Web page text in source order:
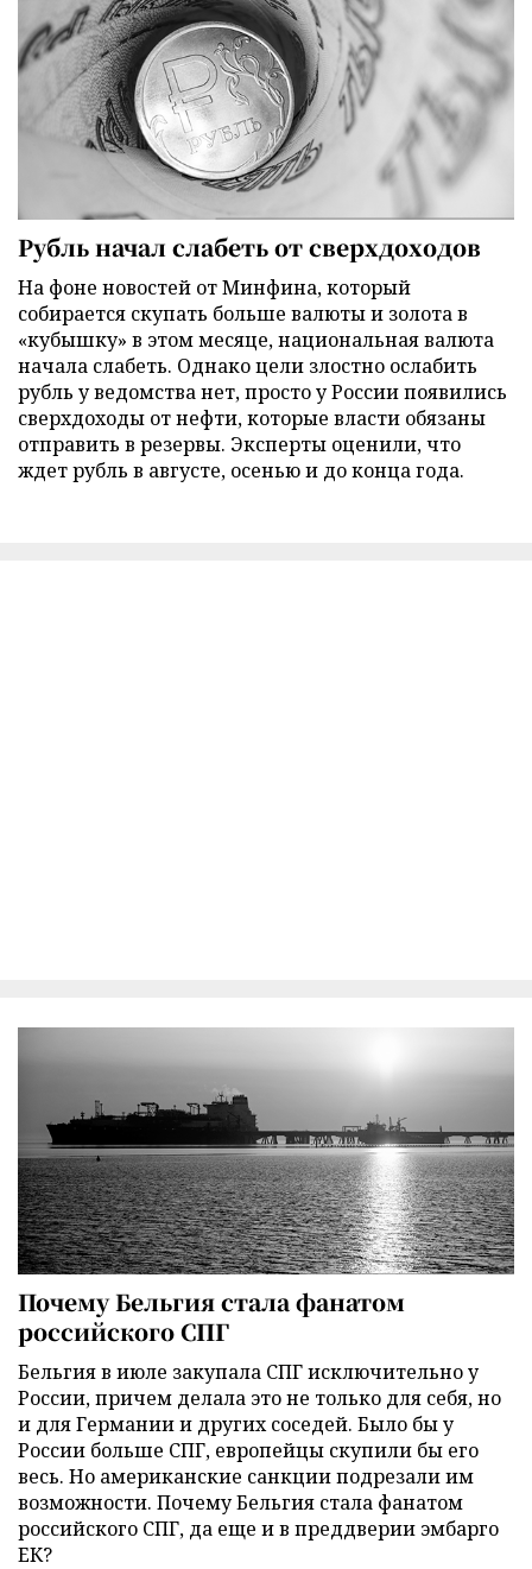
Рубль начал слабеть от сверхдоходов
На фоне новостей от Минфина, который
собирается скупать больше валюты и золота в
«кубышку» в этом месяце, национальная валюта
начала слабеть. Однако цели злостно ослабить
рубль у ведомства нет, просто у России появились
сверхдоходы от нефти, которые власти обязаны
отправить в резервы. Эксперты оценили, что
ждет рубль в августе, осенью и до конца года.
Почему Бельгия стала фанатом
российского СПГ
Бельгия в июле закупала СПГ исключительно у
России, причем делала это не только для себя, но
и для Германии и других соседей. Было бы у
России больше СПГ, европейцы скупили бы его
весь. Но американские санкции подрезали им
возможности. Почему Бельгия стала фанатом
российского СПГ, да еще и в преддверии эмбарго
ЕК?